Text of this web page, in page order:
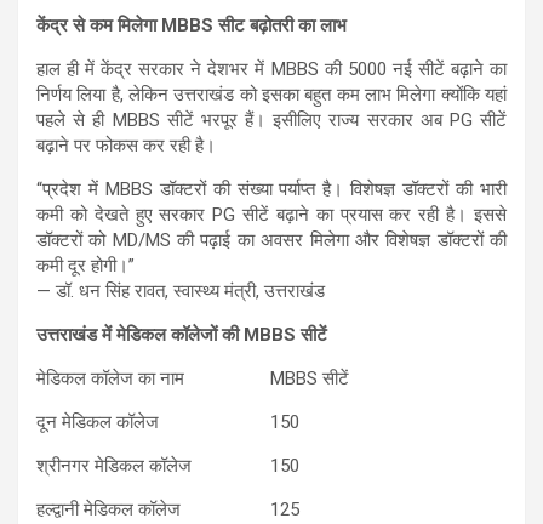
केंद्र से कम मिलेगा MBBS सीट बढ़ोतरी का लाभ
हाल ही में केंद्र सरकार ने देशभर में MBBS की 5000 नई सीटेंबढ़ाने का
निर्णय लिया है, लेकिन उत्तराखंड को इसका बहुत कम लाभ मिलेगा क्योंकि यहां
पहले से ही MBBS सीटें भरपूर हैं। इसीलिए राज्य सरकार अब PG सीटें
बढ़ाने पर फोकस कर रही है।
“प्रदेश में MBBS डॉक्टरों की संख्या पर्याप्त है। विशेषज्ञ डॉक्टरों की भारी
कमी को देखते हुए सरकार PG सीटें बढ़ाने का प्रयास कर रही है। इससे
डॉक्टरों को MD/MS की पढ़ाई का अवसर मिलेगा और विशेषज्ञ डॉक्टरों की
कमी दूर होगी।”
—डॉ. धन सिंह रावत, स्वास्थ्य मंत्री, उत्तराखंड
उत्तराखंड में मेडिकल कॉलेजों की MBBS सीटें
मेडिकल कॉलेज का नाम MBBSसीटें
दून मेडिकल कॉलेज
150
श्रीनगर मेडिकल कॉलेज
150
हल्द्वानी मेडिकल कॉलेज
125